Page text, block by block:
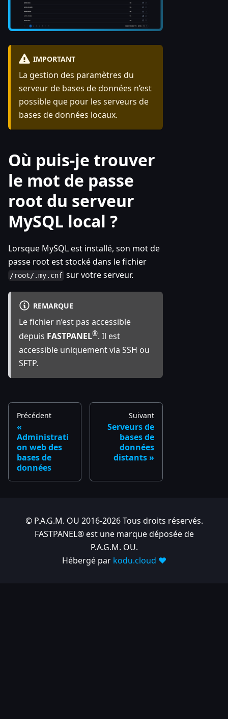
IMPORTANT
La gestion des paramètres du
serveur de bases de données n’est
possible que pour les serveurs de
bases de données locaux.
Où puis-je trouver
le mot de passe
root du serveur
MySQL local ?
Lorsque MySQL est installé, son mot de
passe root est stocké dans le fichier
/root/.my.cnf sur votre serveur.
REMARQUE
Le fichier n’est pas accessible
depuis FASTPANEL®. Il est
accessible uniquement via SSH ou
SFTP.
Précédent
Administrati
on web des
bases de
données
Suivant
Serveurs de
bases de
données
distants
© P.A.G.M. OU 2016-2026 Tous droits réservés.
FASTPANEL® est une marque déposée de
P.A.G.M. OU.
Hébergé par kodu.cloud ❤️